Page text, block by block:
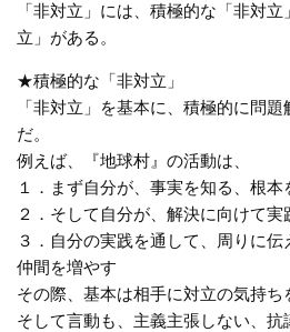
「非対立」には、積極的な「非対
立」がある。
★積極的な「非対立」
「非対立」を基本に、積極的に問
だ。
例えば、『地球村』の活動は、
１．まず自分が、事実を知る、根本
２．そして自分が、解決に向けて実
３．自分の実践を通して、周りに
仲間を増やす
その際、基本は相手に対立の気持ち
そして言動も、主義主張しない、抗